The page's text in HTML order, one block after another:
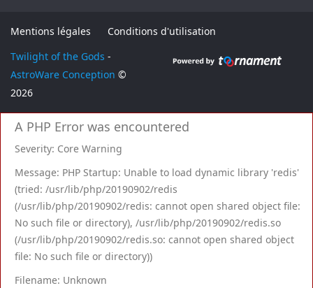
Mentions légales
Conditions d'utilisation
Twilight of the Gods -
AstroWare Conception ©
2026
A PHP Error was encountered
Severity: Core Warning
Message: PHP Startup: Unable to load dynamic library 'redis'
(tried: /usr/lib/php/20190902/redis
(/usr/lib/php/20190902/redis: cannot open shared object file:
No such file or directory), /usr/lib/php/20190902/redis.so
(/usr/lib/php/20190902/redis.so: cannot open shared object
file: No such file or directory))
Filename: Unknown